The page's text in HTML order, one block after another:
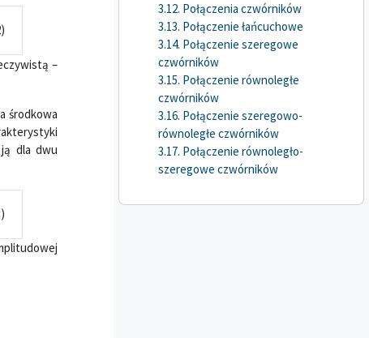
3.12. Połączenia czwórników
3.13. Połączenie łańcuchowe
3.14. Połączenie szeregowe
czwórników
3.15. Połączenie równoległe
czwórników
3.16. Połączenie szeregowo-
równoległe czwórników
3.17. Połączenie równoległo-
szeregowe czwórników
–
środkowa
dla dwu